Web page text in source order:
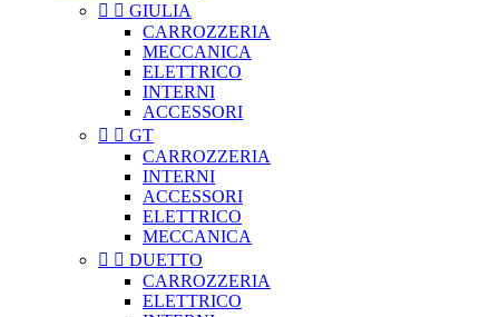
  GIULIA
CARROZZERIA
MECCANICA
ELETTRICO
INTERNI
ACCESSORI
  GT
CARROZZERIA
INTERNI
ACCESSORI
ELETTRICO
MECCANICA
  DUETTO
CARROZZERIA
ELETTRICO